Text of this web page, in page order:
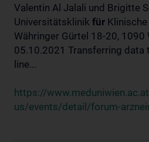
Valentin Al Jalali und Brigitte
Universitätsklinik für Klinische
Währinger Gürtel 18-20, 1090
05.10.2021 Transferring data
line...
https://
us/events/detail/forum-